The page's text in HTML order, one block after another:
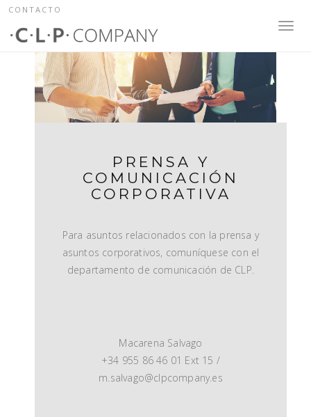
CONTACTO
PRENSA Y
COMUNICACIÓN
CORPORATIVA
Para asuntos relacionados con la prensa y
asuntos corporativos, comuníquese con el
departamento de comunicación de CLP.
Macarena Salvago
+34 955 86 46 01 Ext 15 /
m.salvago@clpcompany.es